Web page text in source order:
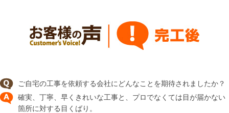
ご自宅の工事を依頼する会社にどんなことを期待されましたか？
確実、丁寧、早くきれいな工事と、プロでなくては目が届かない
箇所に対する目くばり。